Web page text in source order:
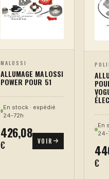
MALOSSI
ALLUMAGE MALOSSI
POWER POUR 51
En stock · expédié
24-72h
426,08
€ VOIR
En
24-
€